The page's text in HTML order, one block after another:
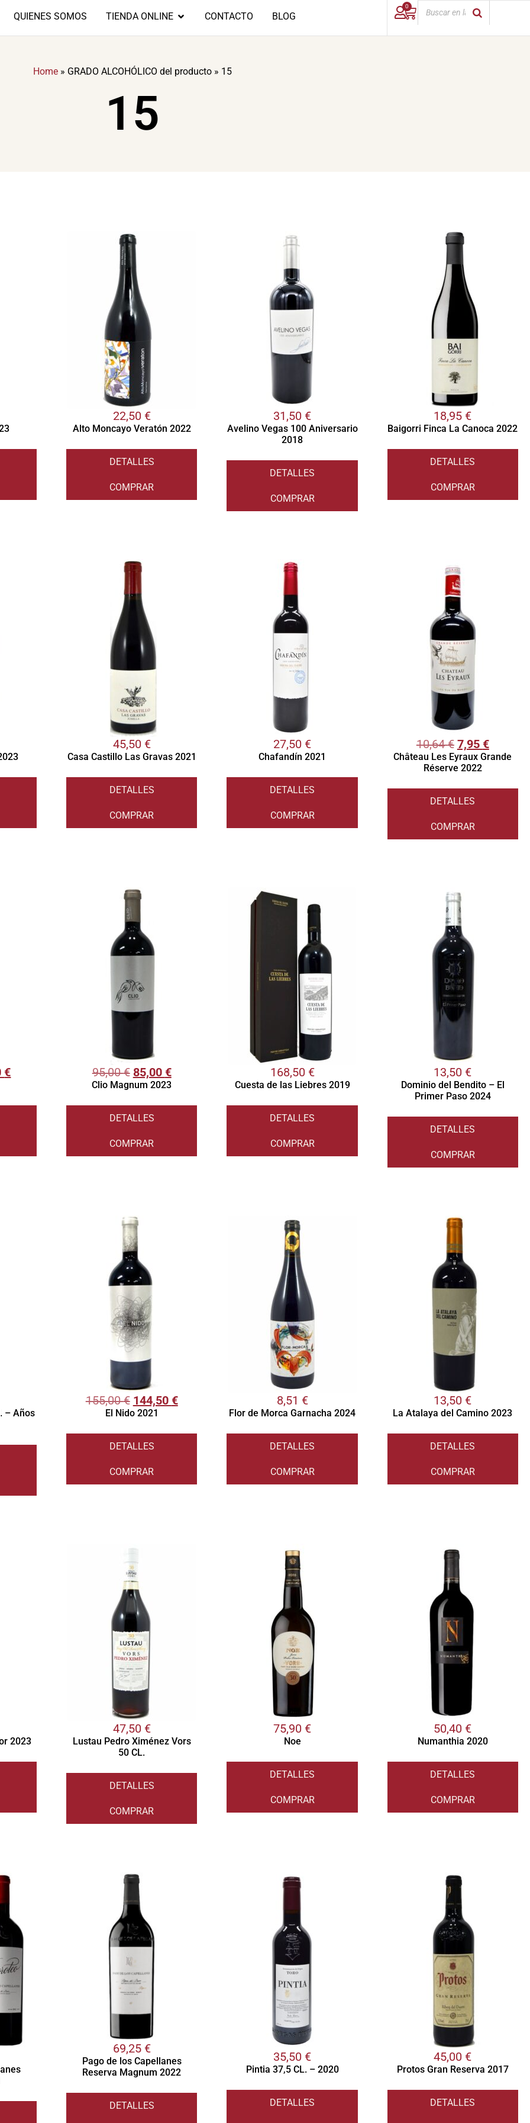
QUIENES SOMOS TIENDA ONLINE CONTACTO BLOG
0
Home » GRADO ALCOHÓLICO del producto » 15
15
22,50 €
Alto Moncayo Veratón 2022
DETALLES
COMPRAR
31,50 €
Avelino Vegas 100 Aniversario
2018
DETALLES
COMPRAR
18,95 €
Baigorri Finca La Canoca 2022
DETALLES
COMPRAR
45,50 €
Casa Castillo Las Gravas 2021
DETALLES
COMPRAR
27,50 €
Chafandín 2021
DETALLES
COMPRAR
10,64€ 7,95 €
Château Les Eyraux Grande
Réserve 2022
DETALLES
COMPRAR
€ 95,00€ 85,00 €
Clio Magnum 2023
DETALLES
COMPRAR
168,50 €
Cuesta de las Liebres 2019
DETALLES
COMPRAR
13,50 €
Dominio del Bendito – El
Primer Paso 2024
DETALLES
COMPRAR
– Años
155,00€ 144,50 €
El Nido 2021
DETALLES
COMPRAR
8,51 €
Flor de Morca Garnacha 2024
DETALLES
COMPRAR
13,50 €
La Atalaya del Camino 2023
DETALLES
COMPRAR
2023
47,50 €
Lustau Pedro Ximénez Vors
50 CL.
DETALLES
COMPRAR
75,90 €
Noe
DETALLES
COMPRAR
50,40 €
Numanthia 2020
DETALLES
COMPRAR
69,25 €
Pago de los Capellanes
Reserva Magnum 2022
DETALLES
35,50 €
Pintia 37,5 CL. – 2020
DETALLES
45,00 €
Protos Gran Reserva 2017
DETALLES